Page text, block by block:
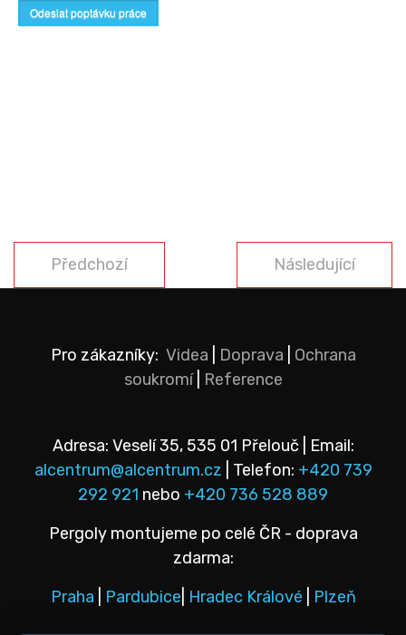
Odeslat poptávku práce
Předchozí článek: Montér/ka hliníkových
Předchozí Další článek:
Následující
Pro zákazníky: Videa Doprava
Ochrana
soukromí| Reference
Adresa: Veselí 35, 535 01 Přelouč | Email:
alcentrum@alcentrum.cz
| Telefon: +420 739
292 921 nebo +420 736 528 889
Pergoly montujeme po celé ČR - doprava
zdarma:
Praha
Pardubice Hradec Králové Plzeň